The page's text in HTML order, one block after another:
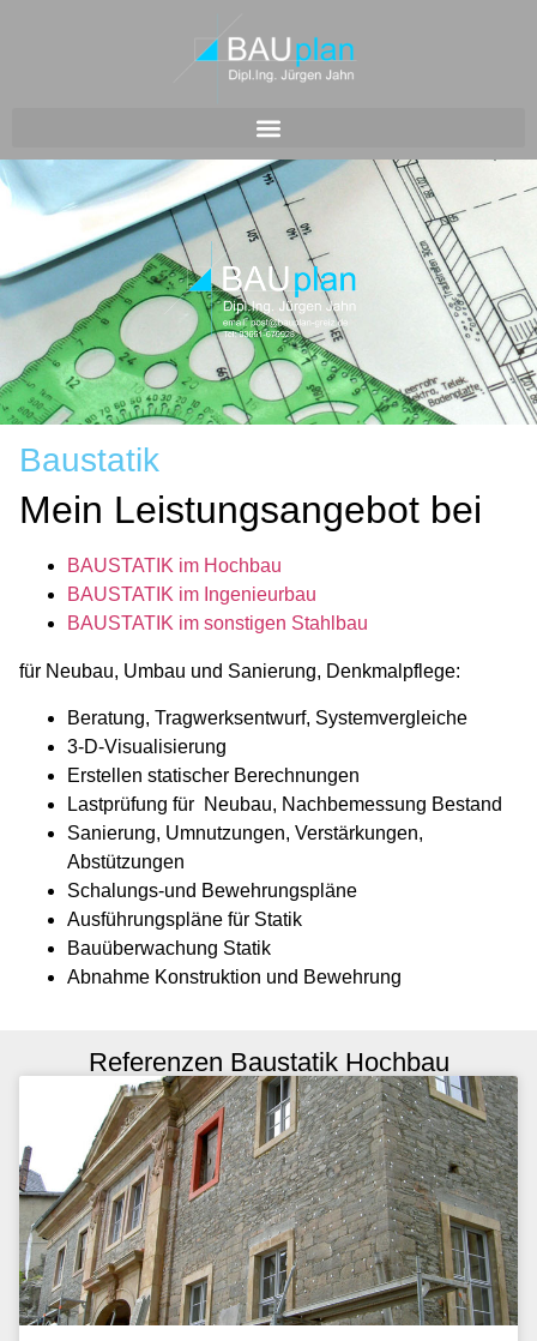
Baustatik
Mein Leistungsangebot bei
BAUSTATIK im Hochbau
BAUSTATIK im Ingenieurbau
BAUSTATIK im sonstigen Stahlbau
für Neubau, Umbau und Sanierung, Denkmalpflege:
Beratung, Tragwerksentwurf, Systemvergleiche
3-D-Visualisierung
Erstellen statischer Berechnungen
Lastprüfung für Neubau, Nachbemessung Bestand
Sanierung, Umnutzungen, Verstärkungen,
Abstützungen
Schalungs-und Bewehrungspläne
Ausführungspläne für Statik
Bauüberwachung Statik
Abnahme Konstruktion und Bewehrung
Referenzen Baustatik Hochbau